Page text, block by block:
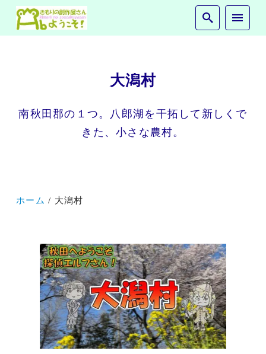
大潟村
南秋田郡の１つ。八郎湖を干拓して新しくで
きた、小さな農村。
ホーム 大潟村